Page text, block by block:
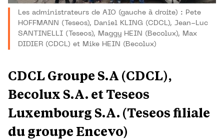
Les administrateurs de AIO (gauche à droite) : Pete
HOFFMANN (Teseos), Daniel KLING (CDCL), Jean-Luc
SANTINELLI (Teseos), Maggy HEIN (Becolux), Max
DIDIER (CDCL) et Mike HEIN (Becolux)
CDCL Groupe S.A (CDCL),
Becolux S.A. et Teseos
Luxembourg S.A. (Teseos filiale
du groupe Encevo)